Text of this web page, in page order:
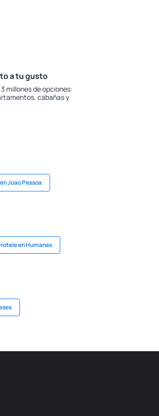
a tu gusto
millones de opciones:
cabañas y
Joao Pessoa
en Humanes